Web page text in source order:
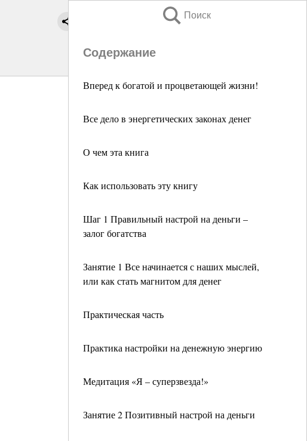
Поиск
Содержание
Вперед к богатой и процветающей жизни!
Все дело в энергетических законах денег
О чем эта книга
Как использовать эту книгу
Шаг 1 Правильный настрой на деньги –
залог богатства
Занятие 1 Все начинается с наших мыслей,
или как стать магнитом для денег
Практическая часть
Практика настройки на денежную энергию
Медитация «Я – суперзвезда!»
Занятие 2 Позитивный настрой на деньги